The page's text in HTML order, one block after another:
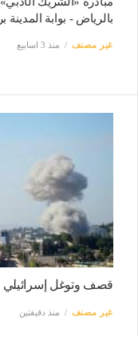
بالرياض - بوابة المدينة
غير مصنف منذ 3 اسابيع
قصف وتوغل إسرائيلي
غير مصنف منذ دقيقتين